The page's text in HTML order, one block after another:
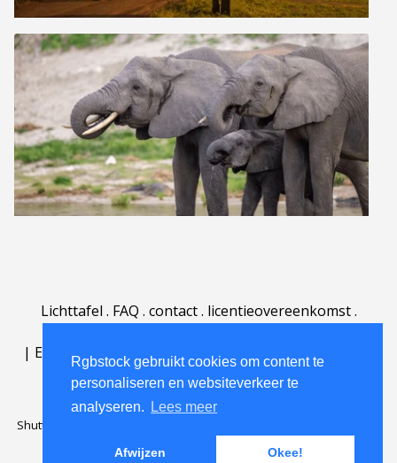
Rgbstock gebruikt cookies om content te
personaliseren en websiteverkeer te
analyseren.
Lees meer
Afwijzen Okee!
Lichttafel . FAQ . contact. licentieovereenkomst.
| English | Deutsch Español | Português
Nederlands|
Shutterstock official partner of Rgbstock
Rgbstock